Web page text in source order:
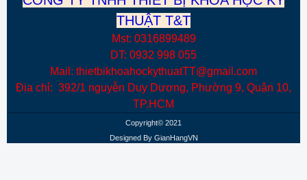
THUẬT T&T
Mst: 0316899489
DT: 0932 998 055
Mail: thietbikhoahockythuatTT@gmail.com
Địa chỉ: 392/1 nguyễn Duy Dương, Phường 9, Quận 10,
TP.HCM
Copyright© 2021
Designed By GianHangVN